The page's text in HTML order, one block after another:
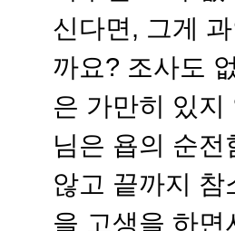
신다면, 그게
까요? 조사도
은 가만히 있
님은 욥의 순
않고 끝까지
을 고생을 하